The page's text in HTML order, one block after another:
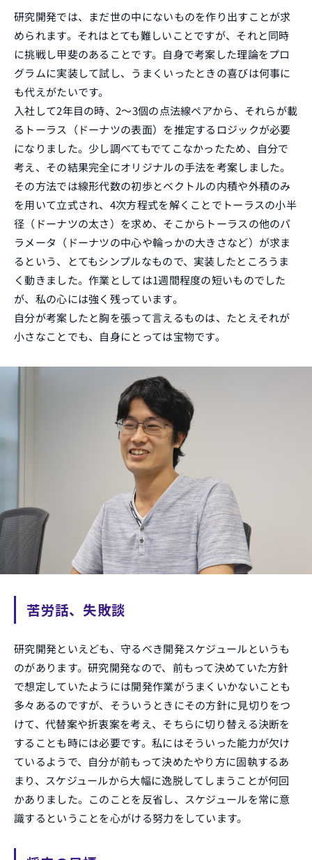
研究開発では、まだ世の中にないものを作り出すことが求
められます。それはとても難しいことですが、それと同時
に挑戦し甲斐のあることです。自身で考案した理論をプロ
グラムに実装して試し、うまくいったときの喜びは何事に
も代えがたいです。
入社して2年目の時、2～3個の点法線ペアから、それらが載
るトーラス（ドーナツの表面）を推定するロジックが必要
になりました。少し調べてもでてこなかったため、自分で
考え、その結果完全にオリジナルの手法を考案しました。
その方法では線形代数の初歩とベクトルの内積や外積のみ
を用いて立式され、4次方程式を解くことでトーラスの小半
径（ドーナツの太さ）を求め、そこからトーラスの他のパ
ラメータ（ドーナツの中心や輪っかの大きさなど）が求ま
るという、とてもシンプルなもので、実装したところうま
く動きました。作業としては1週間程度の短いものでした
が、私の心には強く残っています。
自分が考案したと胸を張って言えるものは、たとえそれが
小さなことでも、自身にとっては宝物です。
苦労話、失敗談
研究開発といえども、守るべき開発スケジュールというも
のがあります。研究開発なので、前もって決めていた方針
で想定していたようには開発作業がうまくいかないことも
多々あるのですが、そういうときにその方針に見切りをつ
けて、代替案や折衷案を考え、そちらに切り替える決断を
することも時には必要です。私にはそういった能力が欠け
ているようで、自分が前もって決めたやり方に固執するあ
まり、スケジュールから大幅に逸脱してしまうことが何回
かありました。このことを反省し、スケジュールを常に意
識するということを心がける努力をしています。